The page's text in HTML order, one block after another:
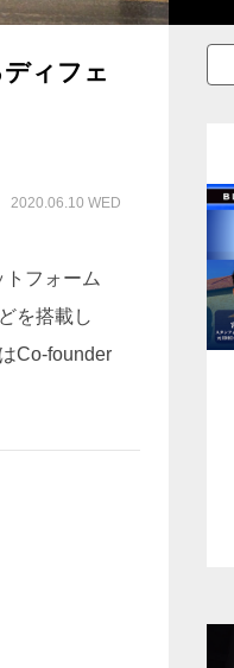
ィフェ
2020.06.10 WED
フォーム
を搭載し
Co-founder